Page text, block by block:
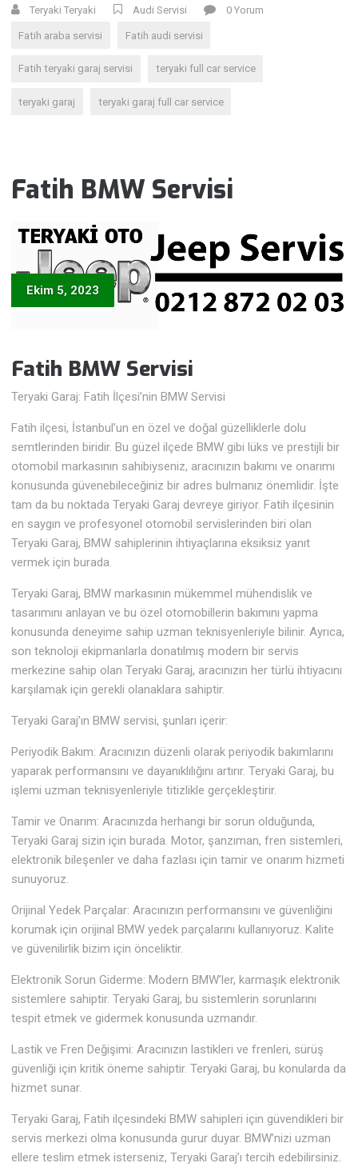
Teryaki Teryaki Audi Servisi 0 Yorum
Fatih araba servisi Fatih audi servisi
Fatih teryaki garaj servisi teryaki full car service
teryaki garaj teryaki garaj full car service
Fatih BMW Servisi
Ekim 5, 2023
Fatih BMW Servisi
Teryaki Garaj: Fatih İlçesi’nin BMW Servisi
Fatih ilçesi, İstanbul’un en özel ve doğal güzelliklerle dolu
semtlerinden biridir. Bu güzel ilçede BMW gibi lüks ve prestijli bir
otomobil markasının sahibiyseniz, aracınızın bakımı ve onarımı
konusunda güvenebileceğiniz bir adres bulmanız önemlidir. İşte
tam da bu noktada Teryaki Garaj devreye giriyor. Fatih ilçesinin
en saygın ve profesyonel otomobil servislerinden biri olan
Teryaki Garaj, BMW sahiplerinin ihtiyaçlarına eksiksiz yanıt
vermek için burada.
Teryaki Garaj, BMW markasının mükemmel mühendislik ve
tasarımını anlayan ve bu özel otomobillerin bakımını yapma
konusunda deneyime sahip uzman teknisyenleriyle bilinir. Ayrıca,
son teknoloji ekipmanlarla donatılmış modern bir servis
merkezine sahip olan Teryaki Garaj, aracınızın her türlü ihtiyacını
karşılamak için gerekli olanaklara sahiptir.
Teryaki Garaj’ın BMW servisi, şunları içerir:
Periyodik Bakım: Aracınızın düzenli olarak periyodik bakımlarını
yaparak performansını ve dayanıklılığını artırır. Teryaki Garaj, bu
işlemi uzman teknisyenleriyle titizlikle gerçekleştirir.
Tamir ve Onarım: Aracınızda herhangi bir sorun olduğunda,
Teryaki Garaj sizin için burada. Motor, şanzıman, fren sistemleri,
elektronik bileşenler ve daha fazlası için tamir ve onarım hizmeti
sunuyoruz.
Orijinal Yedek Parçalar: Aracınızın performansını ve güvenliğini
korumak için orijinal BMW yedek parçalarını kullanıyoruz. Kalite
ve güvenilirlik bizim için önceliktir.
Elektronik Sorun Giderme: Modern BMW’ler, karmaşık elektronik
sistemlere sahiptir. Teryaki Garaj, bu sistemlerin sorunlarını
tespit etmek ve gidermek konusunda uzmandır.
Lastik ve Fren Değişimi: Aracınızın lastikleri ve frenleri, sürüş
güvenliği için kritik öneme sahiptir. Teryaki Garaj, bu konularda da
hizmet sunar.
Teryaki Garaj, Fatih ilçesindeki BMW sahipleri için güvendikleri bir
servis merkezi olma konusunda gurur duyar. BMW’nizi uzman
ellere teslim etmek isterseniz, Teryaki Garaj’ı tercih edebilirsiniz.